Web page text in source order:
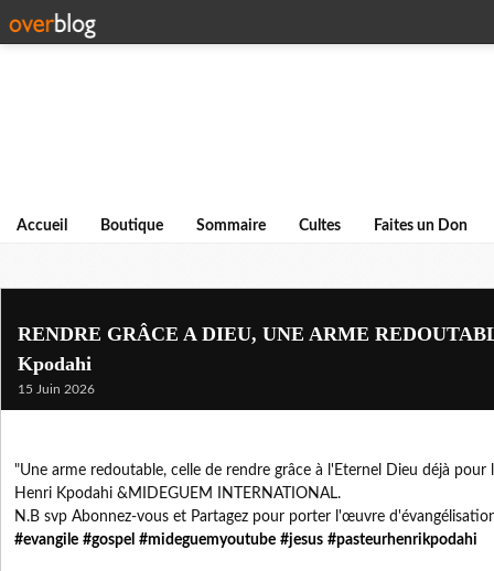
Accueil Boutique Sommaire Cultes Faites un Don
RENDRE GRÂCE A DIEU, UNE ARME
Kpodahi
15 Juin 2026
"Une arme redoutable, celle de rendre grâce à l'Eternel Dieu déjà pour
Henri Kpodahi &MIDEGUEM INTERNATIONAL.
N.B svp Abonnez-vous et Partagez pour porter l'œuvre
#evangile #gospel #mideguemyoutube #jesus #pasteurhenrikpodahi